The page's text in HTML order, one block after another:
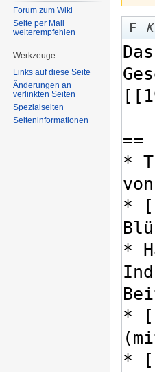
Forum zum Wiki
Seite per Mail
weiterempfehlen
Werkzeuge
Links auf diese Seite
Änderungen an
verlinkten Seiten
Spezialseiten
Seiten­informationen